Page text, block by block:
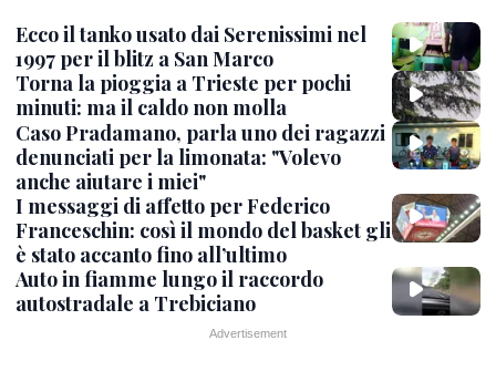
Ecco il tanko usato dai Serenissimi nel
1997 per il blitz a San Marco
Torna la pioggia a Trieste per pochi
minuti: ma il caldo non molla
Caso Pradamano, parla uno dei ragazzi
denunciati per la limonata: "Volevo
anche aiutare i miei"
I messaggi di affetto per Federico
Franceschin: così il mondo del basket gli
è stato accanto fino all’ultimo
Auto in fiamme lungo il raccordo
autostradale a Trebiciano